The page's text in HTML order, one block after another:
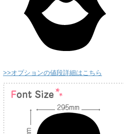
>>オプションの値段詳細はこちら